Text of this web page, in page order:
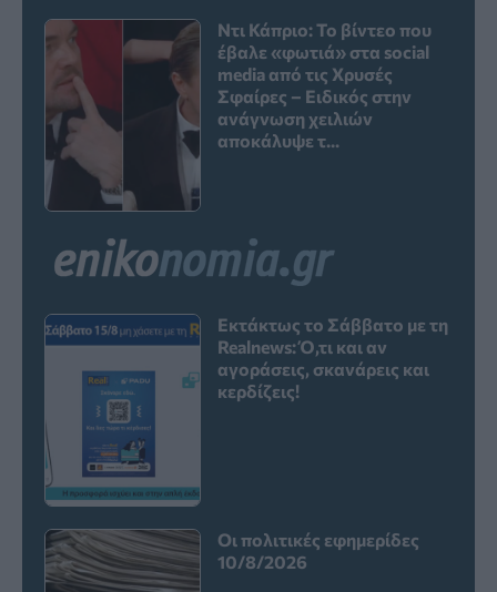
Ντι Κάπριο: Το βίντεο που
έβαλε «φωτιά» στα social
media από τις Χρυσές
Σφαίρες – Ειδικός στην
ανάγνωση χειλιών
αποκάλυψε τ...
Εκτάκτως το Σάββατο με τη
Realnews: Ό,τι και αν
αγοράσεις, σκανάρεις και
κερδίζεις!
Οι πολιτικές εφημερίδες
10/8/2026